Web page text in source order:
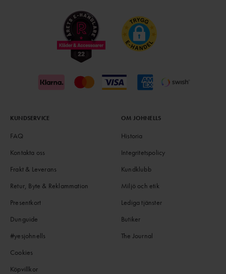
KUNDSERVICE
FAQ
Kontakta oss
Frakt & Leverans
Retur, Byte & Reklammation
Presentkort
Dunguide
#yesjohnells
Cookies
Köpvillkor
OM JOHNELLS
Historia
Integritetspolicy
Kundklubb
Miljö och etik
Lediga tjänster
Butiker
The Journal